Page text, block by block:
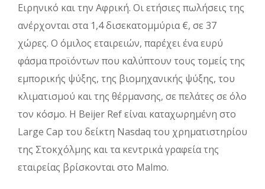
Ειρηνικό και την Αφρική. Οι ετήσιες πωλήσεις της
ανέρχονται στα 1,4 δισεκατομμύρια €, σε 37
χώρες. Ο όμιλος εταιρειών, παρέχει ένα ευρύ
φάσμα προϊόντων που καλύπτουν τους τομείς της
εμπορικής ψύξης, της βιομηχανικής ψύξης, του
κλιματισμού και της θέρμανσης, σε πελάτες σε όλο
τον κόσμο. H Beijer Ref είναι καταχωρημένη στο
Large Cap του δείκτη Nasdaq του χρηματιστηρίου
της Στοκχόλμης και τα κεντρικά γραφεία της
εταιρείας βρίσκονται στο Malmo.